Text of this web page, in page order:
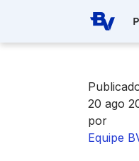
Pular para o Conteúdo
20 ago
por
Equipe